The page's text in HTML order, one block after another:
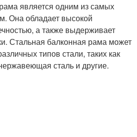
является одним из самых
Она обладает высокой
а также выдерживает
Стальная балконная рама может
типов стали, таких как
сталь и другие.